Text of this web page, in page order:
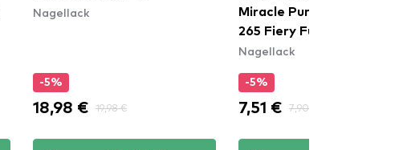
Nagellack
-5%
18,98 € 19,98 €
Miracle Pure Nail Colour -
265 Fiery Fuchsia
Nagellack
-5%
7,51 € 7,90 €